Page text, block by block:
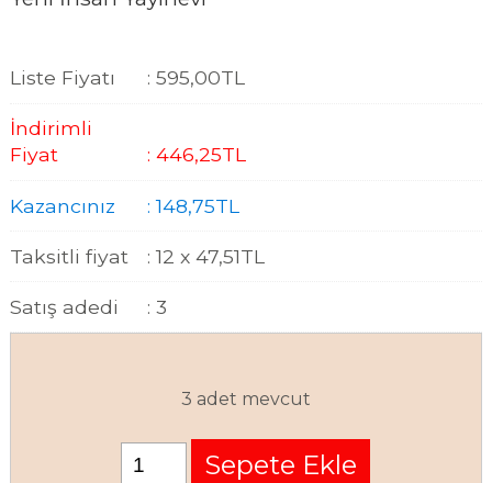
Liste Fiyatı : 595,00TL
İndirimli
Fiyat
: 446,25TL
Kazancınız :148,75TL
Taksitli fiyat : 12 x 47,51TL
Satış adedi : 3
3 adet mevcut
Sepete Ekle